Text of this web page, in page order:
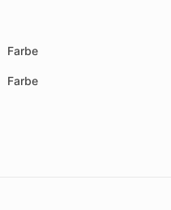
Farbe
Farbe